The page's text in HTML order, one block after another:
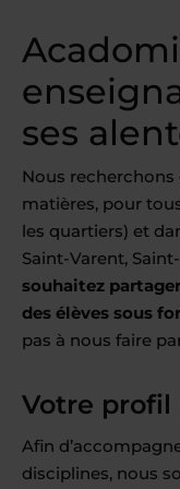
ses
Nous recherchons
matières, pour
les quartiers) et
Saint-Varent,
souhaitez
des élèves sous
pas à nous faire
Votre profil
Afin
disciplines, nous